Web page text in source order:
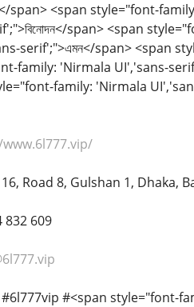
span> <span style="font-
span> <span
serif';">এমন</span> <span
family: 'Nirmala UI','sans-
family: 'Nirmala
Road 8, Gulshan 1, Dhaka,
832 609
#<span style="font-